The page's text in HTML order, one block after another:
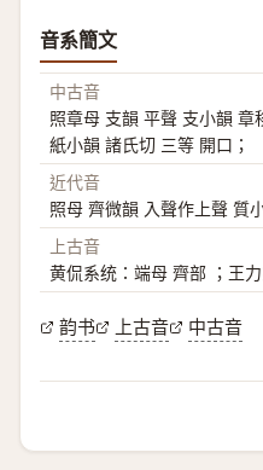
音系簡文
中古音
照章母 支韻 平聲 支小韻
紙小韻 諸氏切 三等 開口；
近代音
照母 齊微韻 入聲作上聲 質
上古音
黄侃系统：端母 齊部 ；王
韵书 上古音 中古音